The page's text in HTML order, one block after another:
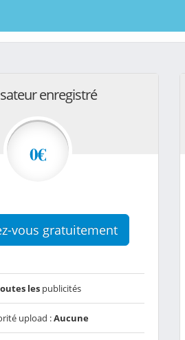
enregistré
0€
vous gratuitement
lespublicités
upload :Aucune